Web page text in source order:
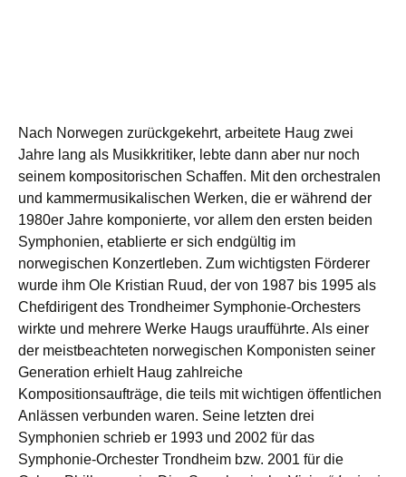
Nach Norwegen zurückgekehrt, arbeitete Haug zwei
Jahre lang als Musikkritiker, lebte dann aber nur noch
seinem kompositorischen Schaffen. Mit den orchestralen
und kammermusikalischen Werken, die er während der
1980er Jahre komponierte, vor allem den ersten beiden
Symphonien, etablierte er sich endgültig im
norwegischen Konzertleben. Zum wichtigsten Förderer
wurde ihm Ole Kristian Ruud, der von 1987 bis 1995 als
Chefdirigent des Trondheimer Symphonie-Orchesters
wirkte und mehrere Werke Haugs uraufführte. Als einer
der meistbeachteten norwegischen Komponisten seiner
Generation erhielt Haug zahlreiche
Kompositionsaufträge, die teils mit wichtigen öffentlichen
Anlässen verbunden waren. Seine letzten drei
Symphonien schrieb er 1993 und 2002 für das
Symphonie-Orchester Trondheim bzw. 2001 für die